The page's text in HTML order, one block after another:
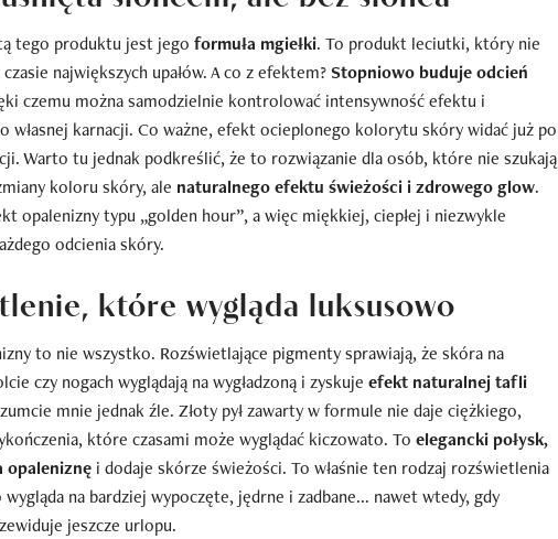
tego produktu jest jego formuła mgiełki. To produkt leciutki, który nie
największych upałów. A co z efektem?Stopniowo buduje odcień
czemu można samodzielnie kontrolować intensywność efektu i
własnej karnacji. Co ważne, efekt ocieplonego kolorytu skóry widać już po
Warto tu jednak podkreślić, że to rozwiązanie dla osób, które nie szukają
koloru skóry, ale naturalnego efektu świeżości i zdrowego glow.
opalenizny typu „golden hour”, a więc miękkiej, ciepłej i niezwykle
odcienia skóry.
które wygląda luksusowo
to nie wszystko. Rozświetlające pigmenty sprawiają, że skóra na
czy nogach wyglądają na wygładzoną i zyskuje efekt naturalnej tafli
mnie jednak źle. Złoty pył zawarty w formule nie daje ciężkiego,
które czasami może wyglądać kiczowato. To elegancki połysk,
opaleniznę i dodaje skórze świeżości. To właśnie ten rodzaj rozświetlenia
wygląda na bardziej wypoczęte, jędrne i zadbane... nawet wtedy, gdy
jeszcze urlopu.